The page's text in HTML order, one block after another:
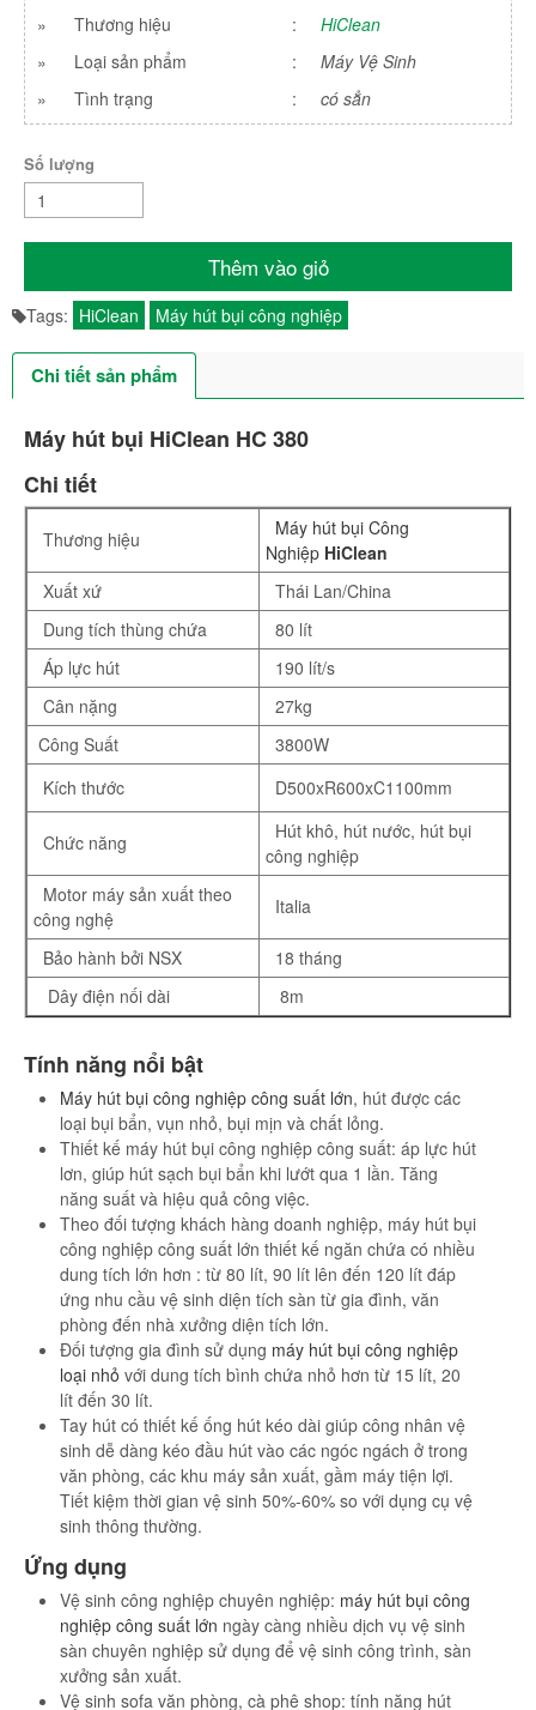
»
Thương hiệu :
HiClean
»
Loại sản phẩm :
Máy Vệ Sinh
»
Tình trạng : có sẳn
Số lượng
Thêm vào giỏ
Tags: HiClean Máy hút bụi công nghiệp
Chi tiết sản phẩm
Máy hút bụi HiClean HC 380
Chi tiết
Thương hiệu
Máy hút bụi Công
Nghiệp HiClean
Xuất xứ
Thái Lan/China
Dung tích thùng chứa
80 lít
Áp lực hút
190 lít/s
Cân nặng
27kg
Công Suất
3800W
Kích thước
D500xR600xC1100mm
Chức năng
Hút khô, hút nước, hút bụi
công nghiệp
Motor máy sản xuất theo
công nghệ
Italia
Bảo hành bởi NSX
18 tháng
Dây điện nối dài
8m
Tính năng nổi bật
Máy hút bụi công nghiệp công suất lớn, hút được các
loại bụi bẩn, vụn nhỏ, bụi mịn và chất lỏng.
Thiết kế máy hút bụi công nghiệp công suất: áp lực hút
lơn, giúp hút sạch bụi bẩn khi lướt qua 1 lần. Tăng
năng suất và hiệu quả công việc.
Theo đối tượng khách hàng doanh nghiệp, máy hút bụi
công nghiệp công suất lớn thiết kế ngăn chứa có nhiều
dung tích lớn hơn : từ 80 lít, 90 lít lên đến 120 lít đáp
ứng nhu cầu vệ sinh diện tích sàn từ gia đình, văn
phòng đến nhà xưởng diện tích lớn.
Đối tượng gia đình sử dụng máy hút bụi công nghiệp
loại nhỏ với dung tích bình chứa nhỏ hơn từ 15 lít, 20
lít đến 30 lít.
Tay hút có thiết kế ống hút kéo dài giúp công nhân vệ
sinh dễ dàng kéo đầu hút vào các ngóc ngách ở trong
văn phòng, các khu máy sản xuất, gầm máy tiện lợi.
Tiết kiệm thời gian vệ sinh 50%-60% so với dụng cụ vệ
sinh thông thường.
Ứng dụng
Vệ sinh công nghiệp chuyên nghiệp: máy hút bụi công
nghiệp công suất lớn ngày càng nhiều dịch vụ vệ sinh
sàn chuyên nghiệp sử dụng để vệ sinh công trình, sàn
xưởng sản xuất.
Vệ sinh sofa văn phòng, cà phê shop: tính năng hút